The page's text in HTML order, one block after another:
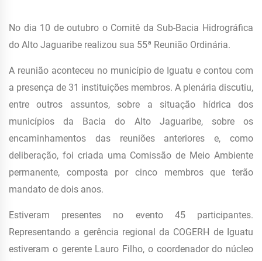
No dia 10 de outubro o Comitê da Sub-Bacia Hidrográfica
do Alto Jaguaribe realizou sua 55ª Reunião Ordinária.
A reunião aconteceu no município de Iguatu e contou com
a presença de 31 instituições membros. A plenária discutiu,
entre outros assuntos, sobre a situação hídrica dos
municípios da Bacia do Alto Jaguaribe, sobre os
encaminhamentos das reuniões anteriores e, como
deliberação, foi criada uma Comissão de Meio Ambiente
permanente, composta por cinco membros que terão
mandato de dois anos.
Estiveram presentes no evento 45 participantes.
Representando a gerência regional da COGERH de Iguatu
estiveram o gerente Lauro Filho, o coordenador do núcleo